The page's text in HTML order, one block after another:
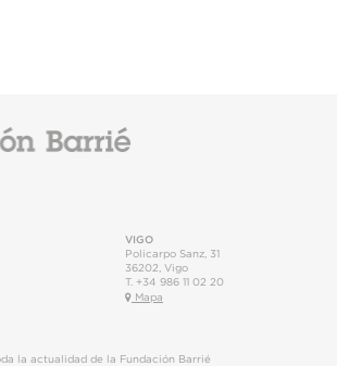
VIGO
Policarpo Sanz, 31
36202 Vigo
T. +34 986 11 02 20
Mapa
la actualidad de la Fundación Barrié